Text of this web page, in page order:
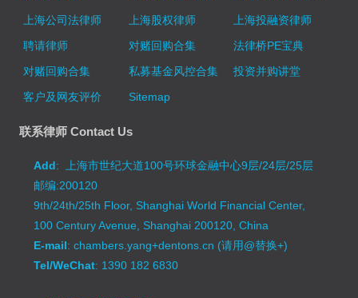
上海公司法律师
上海股权律师
上海投融资律师
聘请律师
对赌回购合集
法律桥PE宝典
对赌回购合集
私募基金风控合集
投资并购讲堂
客户及网友评价
Sitemap
联系律师 Contact Us
Add: 上海市世纪大道100号环球金融中心9层/24层/25层
邮编:200120
9th/24th/25th Floor, Shanghai World Financial Center,
100 Century Avenue, Shanghai 200120, China
E-mail: chambers.yang+dentons.cn (请用@替换+)
Tel/WeChat: 1390 182 6830